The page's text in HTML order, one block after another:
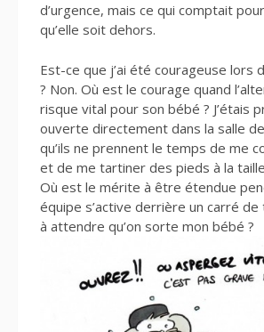
d’urgence, mais ce qui comptait
qu’elle soit dehors.
Est-ce que j’ai été courageuse lors
? Non. Où est le courage quand
risque vital pour son bébé ? J’étais
ouverte directement dans la salle
qu’ils ne prennent le temps de me
et de me tartiner des pieds à la
Où est le mérite à être étendue
équipe s’active derrière un carré
à attendre qu’on sorte mon bébé ?